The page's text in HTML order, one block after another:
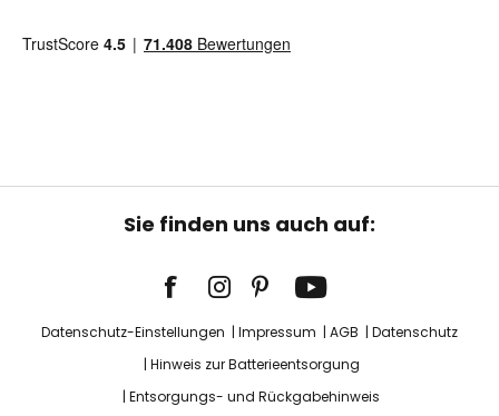
Sie finden uns auch auf:
Datenschutz-Einstellungen Impressum AGB
Datenschutz
Hinweis zur Batterieentsorgung
Entsorgungs- und Rückgabehinweis